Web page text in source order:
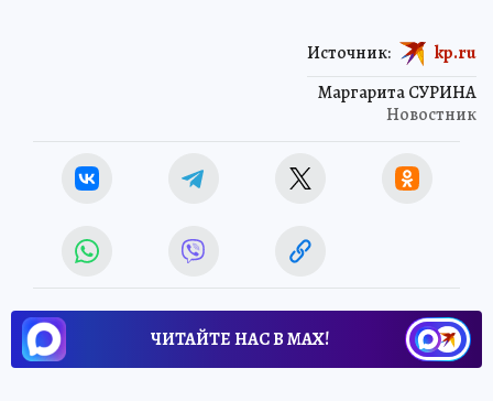
Маргарита СУРИНА
Новостник
Источник: kp.ru
ЧИТАЙТЕ НАС В МАХ!